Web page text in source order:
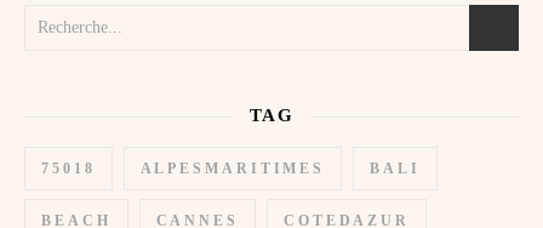
TAG
75018 ALPESMARITIMES BALI
BEACH CANNES COTEDAZUR